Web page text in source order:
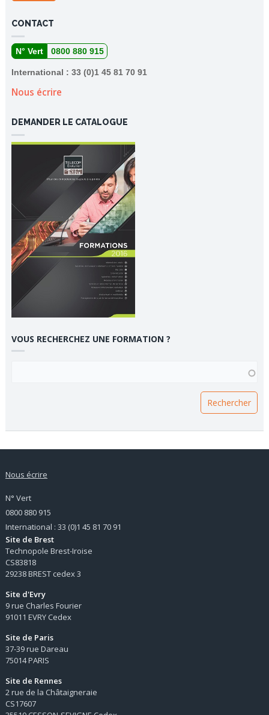
CONTACT
N° Vert 0800 880 915
International : 33 (0)1 45 81 70 91
Nous écrire
DEMANDER LE CATALOGUE
VOUS RECHERCHEZ UNE FORMATION ?
Nous écrire
N° Vert
0800 880 915
International : 33 (0)1 45 81 70 91
Site de Brest
Technopole Brest-Iroise
CS83818
29238 BREST cedex 3
Site d'Evry
9 rue Charles Fourier
91011 EVRY Cedex
Site de Paris
37-39 rue Dareau
75014 PARIS
Site de Rennes
2 rue de la Châtaigneraie
CS17607